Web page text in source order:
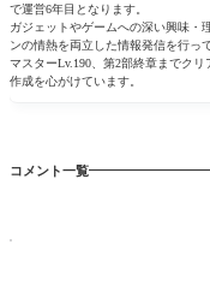
で運営6年目となります。
ガジェットやゲームへの深い興味・
ンの情熱を両立した情報発信を行っ
マスターLv.190、第2部終章までク
作成を心がけています。
コメント一覧